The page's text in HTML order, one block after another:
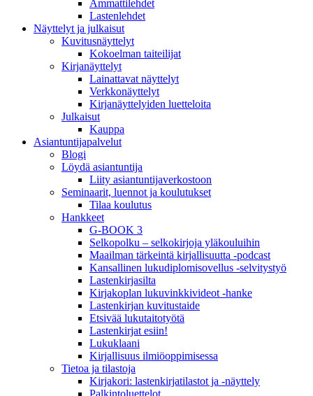
Ammattilehdet
Lastenlehdet
Näyttelyt ja julkaisut
Kuvitusnäyttelyt
Kokoelman taiteilijat
Kirjanäyttelyt
Lainattavat näyttelyt
Verkkonäyttelyt
Kirjanäyttelyiden luetteloita
Julkaisut
Kauppa
Asiantuntija­palvelut
Blogi
Löydä asiantuntija
Liity asiantuntijaverkostoon
Seminaarit, luennot ja koulutukset
Tilaa koulutus
Hankkeet
G-BOOK 3
Selkopolku – selkokirjoja yläkouluihin
Maailman tärkeintä kirjallisuutta -podcast
Kansallinen lukudiplomisovellus -selvitystyö
Lastenkirjasilta
Kirjakoplan lukuvinkkivideot -hanke
Lastenkirjan kuvitustaide
Etsivää lukutaitotyötä
Lastenkirjat esiin!
Lukuklaani
Kirjallisuus ilmiöoppimisessa
Tietoa ja tilastoja
Kirjakori: lastenkirjatilastot ja -näyttely
Palkintoluettelot